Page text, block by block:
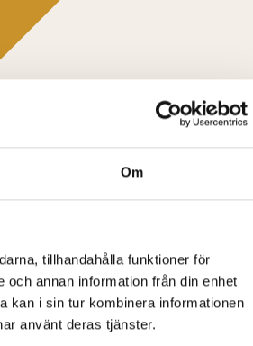
Om
tillhandahålla funktioner för
annan information från din enhet
kan i sin tur kombinera informationen
använt deras tjänster.